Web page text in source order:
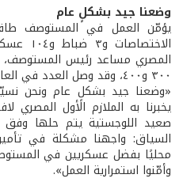
وضعنا جيد بشكلٍ عام
المصري مساعد رئيس المستوصف،
٣٠٠ و٤٠٠، وقد وصل العدد في العام الماضي إلى ١٣٥ ألف مستفيد.
«وضعنا جيد بشكلٍ عام ونحن نسيّر
يخبرنا به الملازم الأول
صعيد اللوجستية يتم حلها
السياق: واجهنا مشكلة في
محليًا بفضل عسكريين في
وأمّنوا استمرارية العمل».